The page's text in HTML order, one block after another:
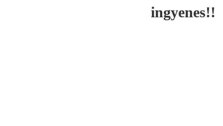
ingyenes!!